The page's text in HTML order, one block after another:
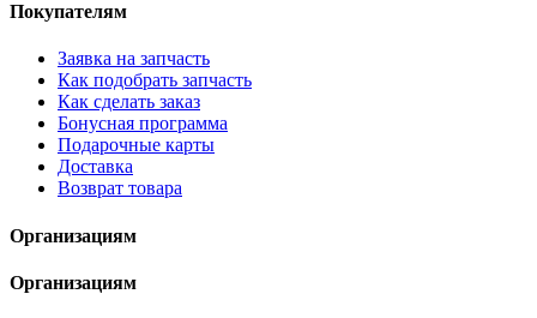
Покупателям
Заявка на запчасть
Как подобрать запчасть
Как сделать заказ
Бонусная программа
Подарочные карты
Доставка
Возврат товара
Организациям
Организациям